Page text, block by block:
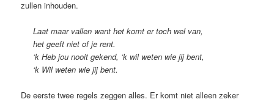
zullen inhouden.
Laat maar vallen want het komt er toch wel van,
het geeft niet of je rent.
‘k Heb jou nooit gekend, ‘k wil weten wie jij bent,
‘k Wil weten wie jij bent.
De eerste twee regels zeggen alles. Er komt niet alleen zeker